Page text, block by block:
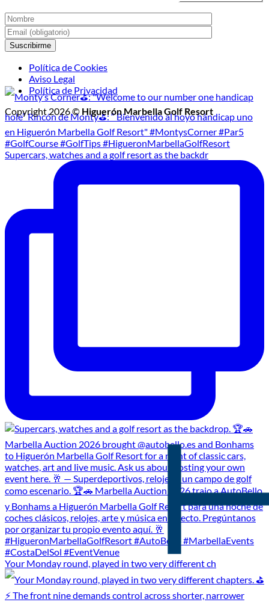
Supercars, watches and a golf resort as the backdr
Your Monday round, played in two very different ch
Política de Cookies
Aviso Legal
Política de Privacidad
Copyright 2026 © Higuerón Marbella Golf Resort